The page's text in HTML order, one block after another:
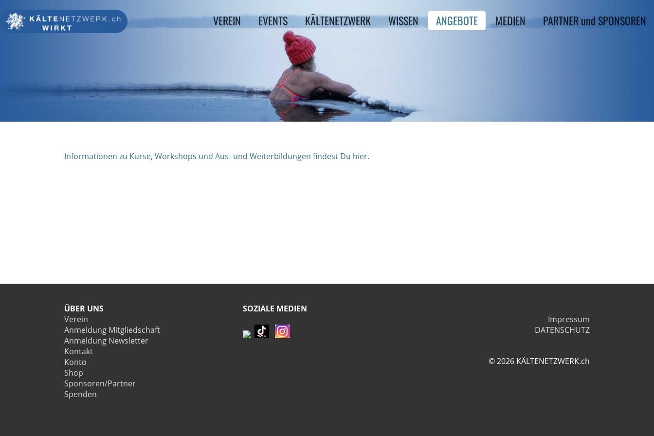
VEREIN EVENTS KÄLTENETZWERK WISSEN ANGEBOTE MEDIEN PARTNER und SPONSOREN
Informationen zu Kurse, Workshops und Aus- und Weiterbildungen findest Du hier.
ÜBER UNS
Verein
Anmeldung Mitgliedschaft
Anmeldung Newsletter
Kontakt
Konto
Shop
Sponsoren/Partner
Spenden
SOZIALE MEDIEN
Impressum
DATENSCHUTZ
© 2026 KÄLTENETZWERK.ch